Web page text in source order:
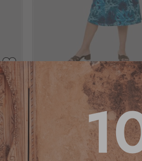
AJOUTER
À
MA
LISTE
D’ENVIE
Robe longue motif bleu
3.3
/ 5- 4